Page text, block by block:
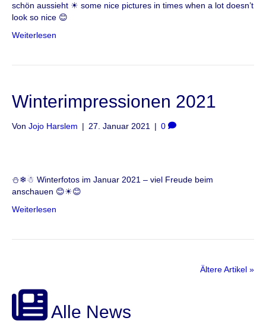
schön aussieht ☀ some nice pictures in times when a lot doesn’t
look so nice 😊
Weiterlesen
Winterimpressionen 2021
Von Jojo Harslem | 27. Januar 2021 | 0
⛄❄☃ Winterfotos im Januar 2021 – viel Freude beim
anschauen 😊☀😊
Weiterlesen
Ältere Artikel »
Alle News